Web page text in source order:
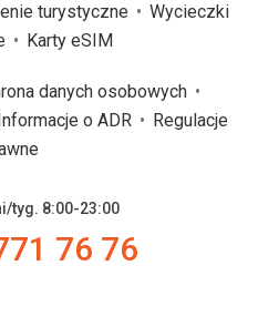
turystyczne
Wycieczki
Karty eSIM
danych osobowych
o ADR
Regulacje
tyg. 8:00-23:00
76 76